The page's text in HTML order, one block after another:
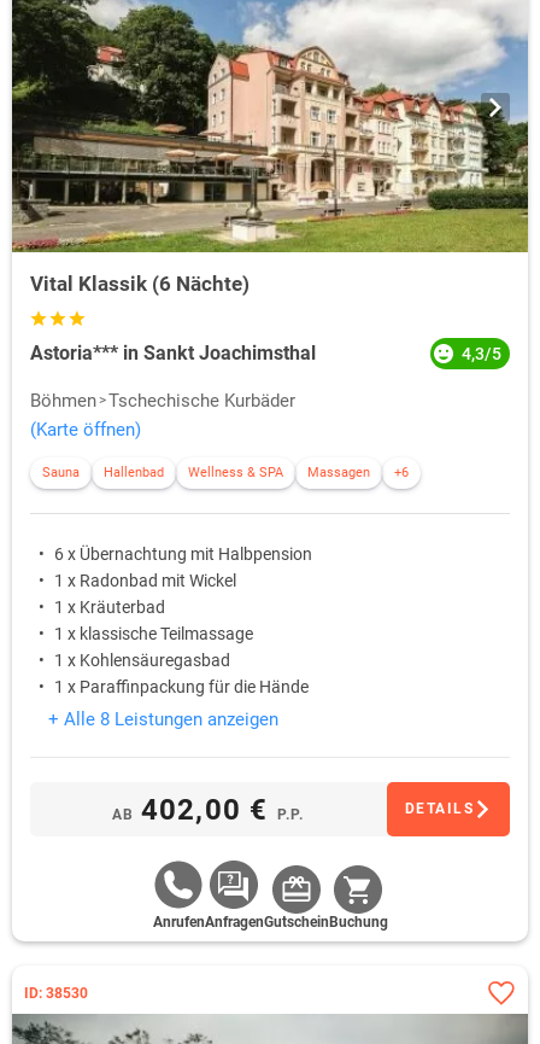
Vital Klassik (6 Nächte)
Astoria*** in Sankt Joachimsthal 4,3/5
Böhmen Tschechische Kurbäder
(Karte öffnen)
Sauna Hallenbad Wellness & SPA Massagen +6
6 x Übernachtung mit Halbpension
1 x Radonbad mit Wickel
1 x Kräuterbad
1 x klassische Teilmassage
1 x Kohlensäuregasbad
1 x Paraffinpackung für die Hände
+ Alle 8 Leistungen anzeigen
AB 402,00 € P.P. DETAILS
AnrufenAnfragenGutschein Buchung
ID: 38530